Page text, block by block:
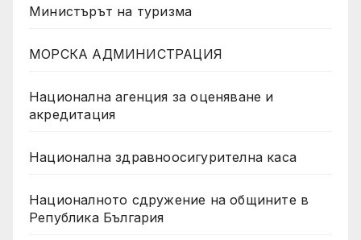
Министърът на туризма
МОРСКА АДМИНИСТРАЦИЯ
Национална агенция за оценяване и
акредитация
Национална здравноосигурителна каса
Националното сдружение на общините в
Република България